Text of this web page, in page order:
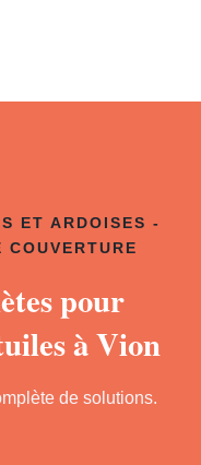
ET ARDOISES -
COUVERTURE
pour
à Vion
de solutions.